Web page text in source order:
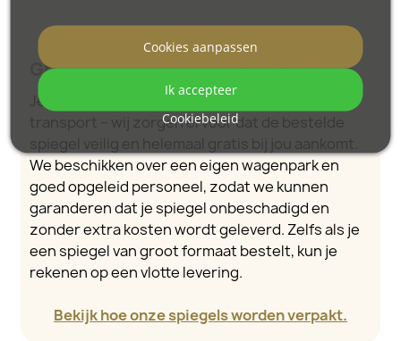
Gratis levering en veilige transport
Je hoeft je geen zorgen te maken over het
transport – wij zorgen ervoor dat de bestelde
spiegel veilig en helemaal gratis bij jou aankomt.
We beschikken over een eigen wagenpark en
goed opgeleid personeel, zodat we kunnen
garanderen dat je spiegel onbeschadigd en
zonder extra kosten wordt geleverd. Zelfs als je
een spiegel van groot formaat bestelt, kun je
rekenen op een vlotte levering.
Bekijk hoe onze spiegels worden verpakt.
Cookiebeleid
Cookies aanpassen
Ik accepteer